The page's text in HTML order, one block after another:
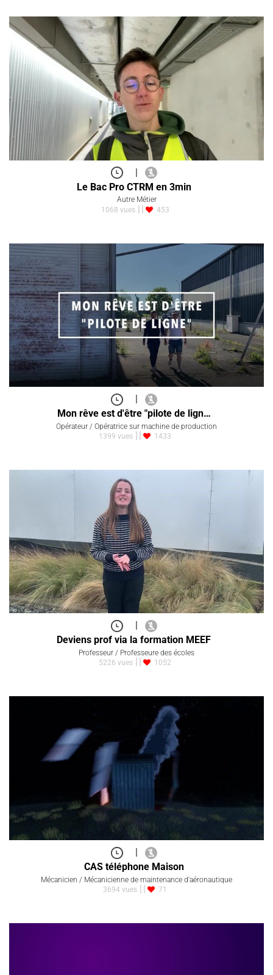
|
Le Bac Pro CTRM en 3min
Autre Métier
1068 vues
453
|
Mon rêve est d'être "pilote de lign…
Opérateur / Opératrice sur machine de production
1399 vues
1433
Deviens prof via la formation MEEF
Professeur / Professeure des écoles
5226 vues
1052
|
CAS téléphone Maison
Mécanicien / Mécanicienne de maintenance d'aéronautique
3694 vues
71